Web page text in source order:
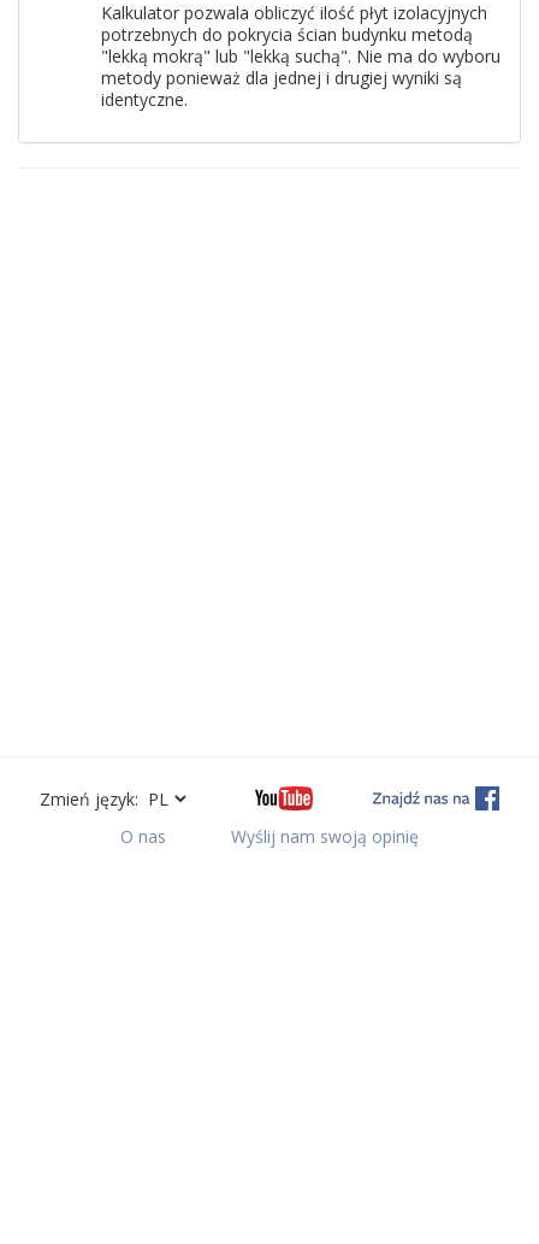
Kalkulator pozwala obliczyć ilość płyt izolacyjnych
potrzebnych do pokrycia ścian budynku metodą
"lekką mokrą" lub "lekką suchą". Nie ma do wyboru
metody ponieważ dla jednej i drugiej wyniki są
identyczne.
Zmień język:
O nas
Wyślij nam swoją opinię